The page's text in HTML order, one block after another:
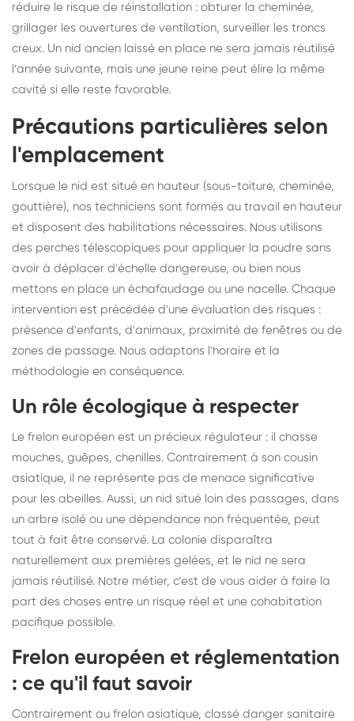
réduire le risque de réinstallation : obturer la cheminée,
grillager les ouvertures de ventilation, surveiller les troncs
creux. Un nid ancien laissé en place ne sera jamais réutilisé
l’année suivante, mais une jeune reine peut élire la même
cavité si elle reste favorable.
Précautions particulières selon
l'emplacement
Lorsque le nid est situé en hauteur (sous-toiture, cheminée,
gouttière), nos techniciens sont formés au travail en hauteur
et disposent des habilitations nécessaires. Nous utilisons
des perches télescopiques pour appliquer la poudre sans
avoir à déplacer d'échelle dangereuse, ou bien nous
mettons en place un échafaudage ou une nacelle. Chaque
intervention est précédée d'une évaluation des risques :
présence d'enfants, d'animaux, proximité de fenêtres ou de
zones de passage. Nous adaptons l'horaire et la
méthodologie en conséquence.
Un rôle écologique à respecter
Le frelon européen est un précieux régulateur : il chasse
mouches, guêpes, chenilles. Contrairement à son cousin
asiatique, il ne représente pas de menace significative
pour les abeilles. Aussi, un nid situé loin des passages, dans
un arbre isolé ou une dépendance non fréquentée, peut
tout à fait être conservé. La colonie disparaîtra
naturellement aux premières gelées, et le nid ne sera
jamais réutilisé. Notre métier, c’est de vous aider à faire la
part des choses entre un risque réel et une cohabitation
pacifique possible.
Frelon européen et réglementation
: ce qu'il faut savoir
Contrairement au frelon asiatique, classé danger sanitaire